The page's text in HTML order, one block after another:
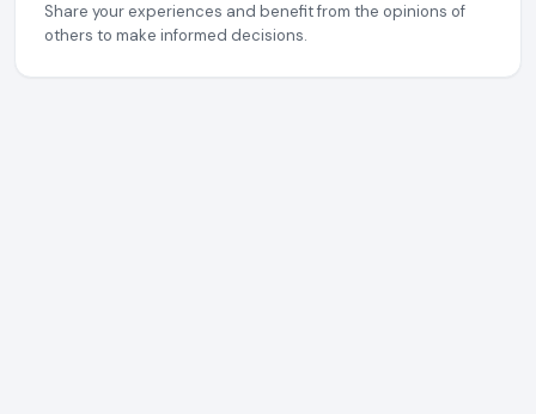
Share your experiences and benefit from the opinions of
others to make informed decisions.